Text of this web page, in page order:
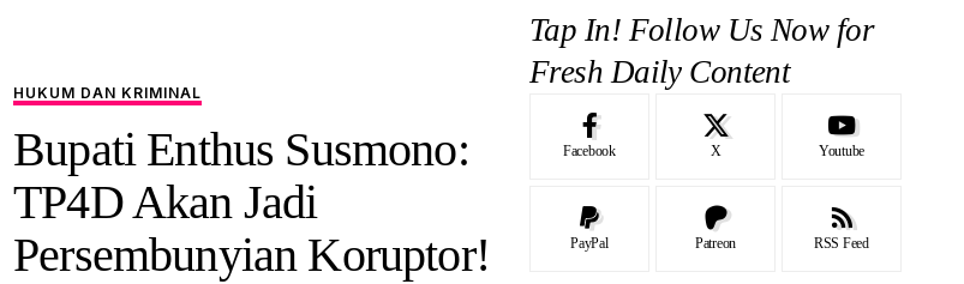
HUKUM DAN KRIMINAL
Bupati Enthus Susmono:
TP4D Akan Jadi
Persembunyian Koruptor!
Tap In! Follow Us Now for
Fresh Daily Content
Facebook X Youtube
PayPal Patreon RSS Feed